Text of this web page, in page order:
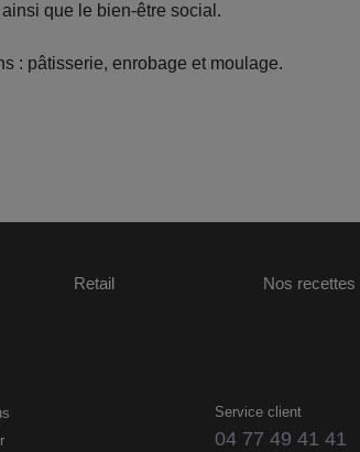
que le bien-être social.
: pâtisserie, enrobage et moulage.
Retail Nos recettes
Service client
04 77 49 41 41